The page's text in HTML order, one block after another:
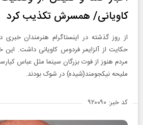
کاویانی/ همسرش تکذیب کرد
از روز گذشته در اینستاگرام هنرمندان
حکایت از آلزایمر فردوس کاویانی داشت.
مردم هنوز از فوت بزرگان سینما مثل عباس
ملیحه نیکجومند(شیده) در شوک بودند.
کد خبر: ۹۲۰۰۹۰